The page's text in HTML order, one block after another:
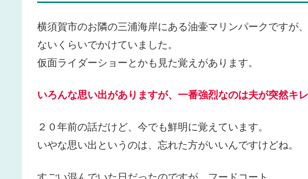
横須賀市のお隣の三浦海岸にある油壷マリンパークですが
ないくらいでかけていました。
仮面ライダーショーとかも見た覚えがあります。
いろんな思い出がありますが、一番強烈なのは夫が突然キレ
２０年前の話だけど、今でも鮮明に覚えています。
いやな思い出というのは、忘れた方がいいんですけどね。